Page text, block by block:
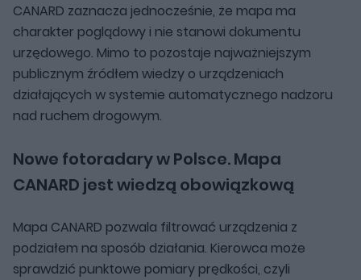
CANARD zaznacza jednocześnie, że mapa ma
charakter poglądowy i nie stanowi dokumentu
urzędowego. Mimo to pozostaje najważniejszym
publicznym źródłem wiedzy o urządzeniach
działających w systemie automatycznego nadzoru
nad ruchem drogowym.
Nowe fotoradary w Polsce. Mapa
CANARD jest wiedzą obowiązkową
Mapa CANARD pozwala filtrować urządzenia z
podziałem na sposób działania. Kierowca może
sprawdzić punktowe pomiary prędkości, czyli